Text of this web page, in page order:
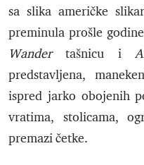
sa slika američke
preminula prošle
Wandertašnicu i
predstavljena,
ispred jarko obojenih
vratima, stolicama,
premazi četke.